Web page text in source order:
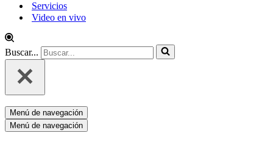
Servicios
Video en vivo
Buscar...
Menú de navegación
Menú de navegación